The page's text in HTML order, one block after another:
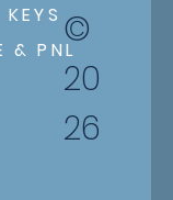
& PNL©
20
26